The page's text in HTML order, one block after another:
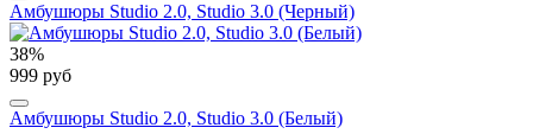
Амбушюры Studio 2.0, Studio 3.0 (Черный)
38%
999 руб
Амбушюры Studio 2.0, Studio 3.0 (Белый)